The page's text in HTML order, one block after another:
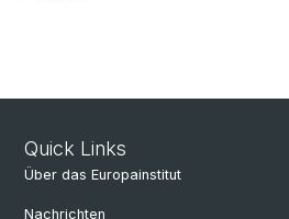
Quick Links
Über das Europainstitut
Nachrichten